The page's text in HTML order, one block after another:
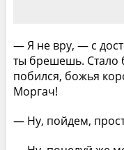
— Я не вру, — с
ты брешешь. Стало
побился, божья
Моргач!
— Ну, пойдем,